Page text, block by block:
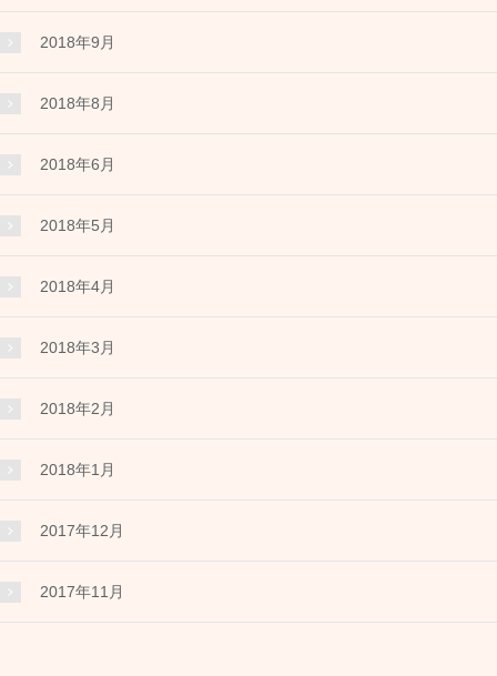
2018年9月
2018年8月
2018年6月
2018年5月
2018年4月
2018年3月
2018年2月
2018年1月
2017年12月
2017年11月